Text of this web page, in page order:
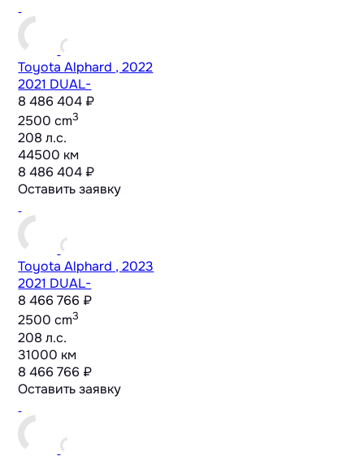
Toyota Alphard , 2022
2021 DUAL-
8 486 404 ₽
2500 cm3
208 л.с.
44500 км
8 486 404 ₽
Оставить заявку
Toyota Alphard , 2023
2021 DUAL-
8 466 766 ₽
2500 cm3
208 л.с.
31000 км
8 466 766 ₽
Оставить заявку